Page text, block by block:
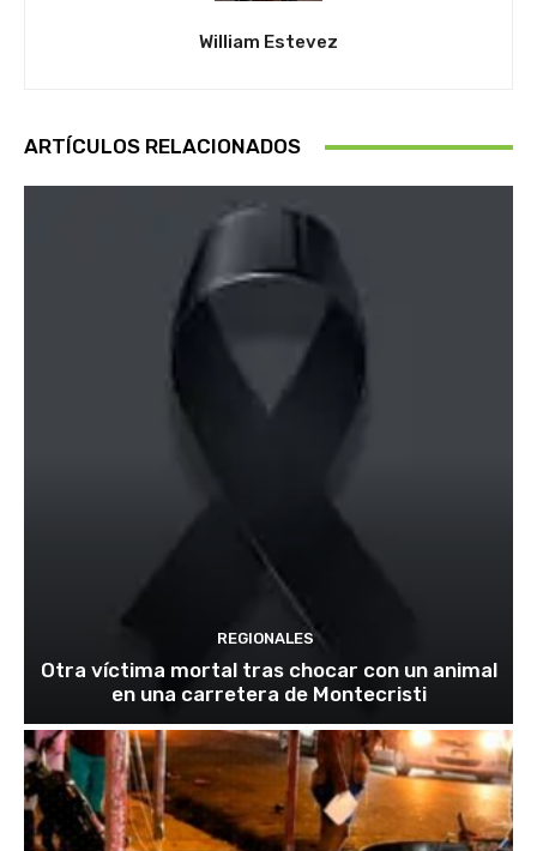
William Estevez
ARTÍCULOS RELACIONADOS
REGIONALES
Otra víctima mortal tras chocar con un animal
en una carretera de Montecristi